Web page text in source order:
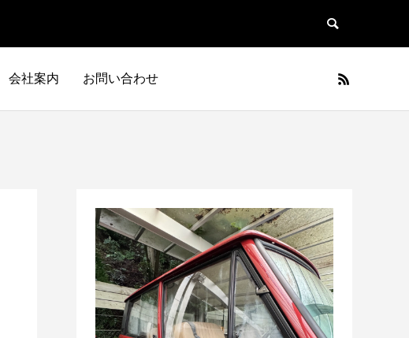
会社案内 お問い合わせ
日本車 フランス車